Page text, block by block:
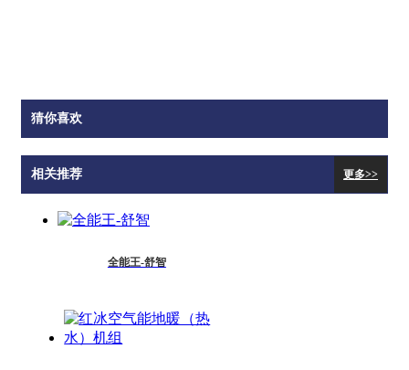
猜你喜欢
相关推荐 更多>>
全能王-舒智